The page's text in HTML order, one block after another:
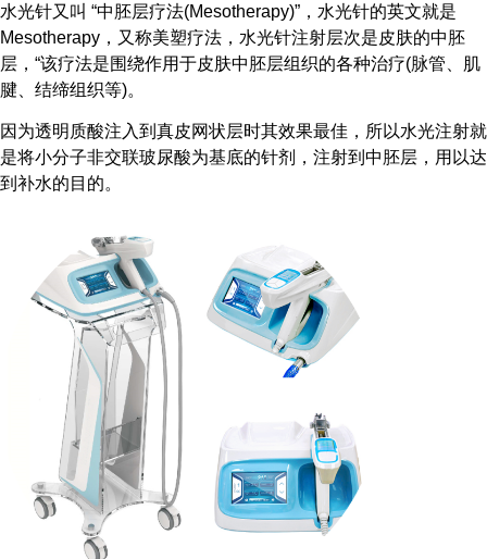
水光针又叫 “中胚层疗法(Mesotherapy)”，水光针的英文就是
Mesotherapy，又称美塑疗法，水光针注射层次是皮肤的中胚
层，“该疗法是围绕作用于皮肤中胚层组织的各种治疗(脉管、肌
腱、结缔组织等)。
因为透明质酸注入到真皮网状层时其效果最佳，所以水光注射就
是将小分子非交联玻尿酸为基底的针剂，注射到中胚层，用以达
到补水的目的。